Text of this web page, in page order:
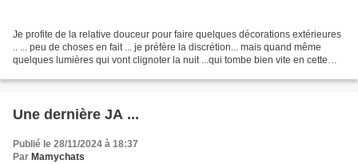
Je profite de la relative douceur pour faire quelques décorations extérieures
.. ... peu de choses en fait ... je préfère la discrétion... mais quand même
quelques lumières qui vont clignoter la nuit ...qui tombe bien vite en cette
Une dernière JA ...
Publié le 28/11/2024 à 18:37
Par Mamychats